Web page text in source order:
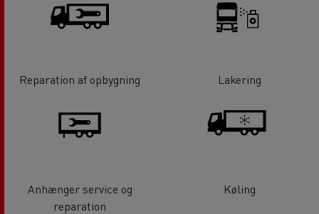
Reparation af opbygning Lakering
Anhænger service og
reparation
Køling